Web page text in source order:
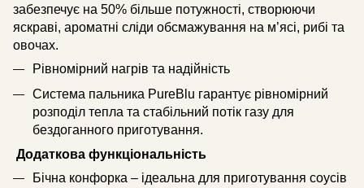
забезпечує на 50% більше потужності, створюючи
яскраві, ароматні сліди обсмажування на м’ясі, рибі та
овочах.
Рівномірний нагрів та надійність
Система пальника PureBlu гарантує рівномірний
розподіл тепла та стабільний потік газу для
бездоганного приготування.
Додаткова функціональність
Бічна конфорка – ідеальна для приготування соусів